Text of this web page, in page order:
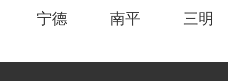
宁德
南平 三明